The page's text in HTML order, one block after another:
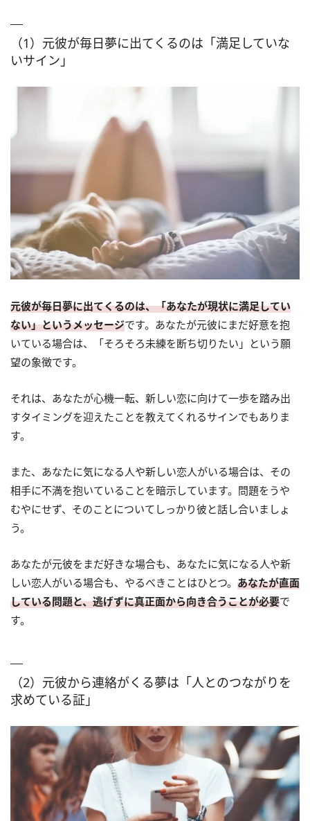
（1）元彼が毎日夢に出てくるのは「満足していな
いサイン」
元彼が毎日夢に出てくるのは、「あなたが現状に満足してい
ない」というメッセージです。あなたが元彼にまだ好意を抱
いている場合は、「そろそろ未練を断ち切りたい」という願
望の象徴です。
それは、あなたが心機一転、新しい恋に向けて一歩を踏み出
すタイミングを迎えたことを教えてくれるサインでもありま
す。
また、あなたに気になる人や新しい恋人がいる場合は、その
相手に不満を抱いていることを暗示しています。問題をうや
むやにせず、そのことについてしっかり彼と話し合いましょ
う。
あなたが元彼をまだ好きな場合も、あなたに気になる人や新
しい恋人がいる場合も、やるべきことはひとつ。 あなたが直面
している問題と、逃げずに真正面から向き合うことが必要で
す。
（2）元彼から連絡がくる夢は「人とのつながりを
求めている証」